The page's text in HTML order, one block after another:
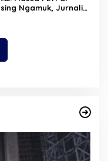
Ngamuk, Jurnalis